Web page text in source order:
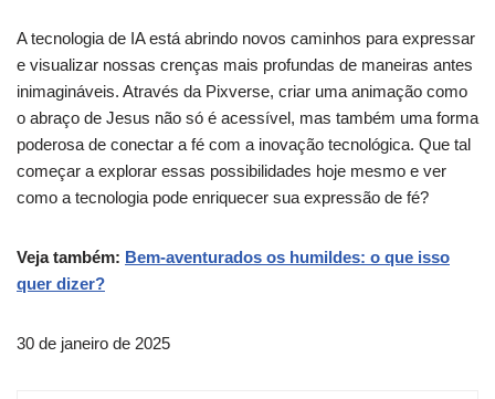
A tecnologia de IA está abrindo novos caminhos para expressar
e visualizar nossas crenças mais profundas de maneiras antes
inimagináveis. Através da Pixverse, criar uma animação como
o abraço de Jesus não só é acessível, mas também uma forma
poderosa de conectar a fé com a inovação tecnológica. Que tal
começar a explorar essas possibilidades hoje mesmo e ver
como a tecnologia pode enriquecer sua expressão de fé?
Veja também: Bem-aventurados os humildes: o que isso
quer dizer?
30 de janeiro de 2025